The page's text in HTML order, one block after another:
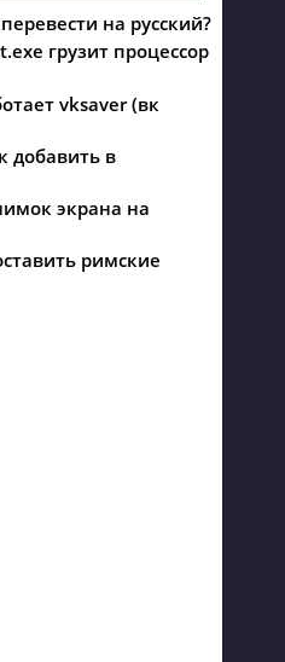
на русский?
грузит процессор
vksaver (вк
добавить в
экрана на
римские